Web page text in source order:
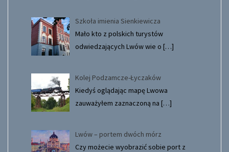
Szkoła imienia Sienkiewicza
Mało kto z polskich turystów
odwiedzających Lwów wie o […]
Kolej Podzamcze-Łyczaków
Kiedyś oglądając mapę Lwowa
zauważyłem zaznaczoną na […]
Lwów – portem dwóch mórz
Czy możecie wyobrazić sobie port z